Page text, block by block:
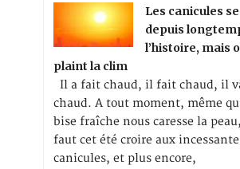
Les canicules
depuis
l’histoire, mais
plaint la clim
Il a fait chaud, il fait chaud, il
chaud. A tout moment, même
bise fraîche nous caresse la
faut cet été croire aux
canicules, et plus encore,